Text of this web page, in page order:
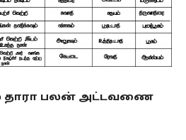
தாரா பலன் அட்டவணை